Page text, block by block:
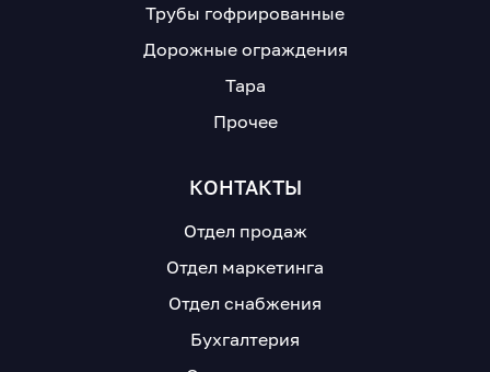
Трубы гофрированные
Дорожные ограждения
Тара
Прочее
КОНТАКТЫ
Отдел продаж
Отдел маркетинга
Отдел снабжения
Бухгалтерия